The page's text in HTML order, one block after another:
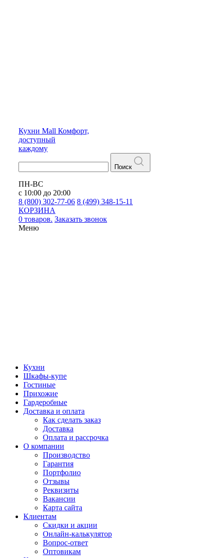
Кухни Mall Комфорт,
доступный
каждому
Поиск
ПН-ВС
с 10:00 до 20:00
8 (800) 302-77-06 8 (499) 348-15-11
КОРЗИНА
0 товаров. Заказать звонок
Меню
Кухни
Шкафы-купе
Гостиные
Прихожие
Гардеробные
Доставка и оплата
Как сделать заказ
Доставка
Оплата и рассрочка
О компании
Производство
Гарантия
Портфолио
Отзывы
Реквизиты
Вакансии
Карта сайта
Клиентам
Скидки и акции
Онлайн-калькулятор
Вопрос-ответ
Оптовикам